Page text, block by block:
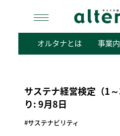
検
オルタナとは 事業
サステナ経営検定（1
り: 9月8日
#サステナビリティ